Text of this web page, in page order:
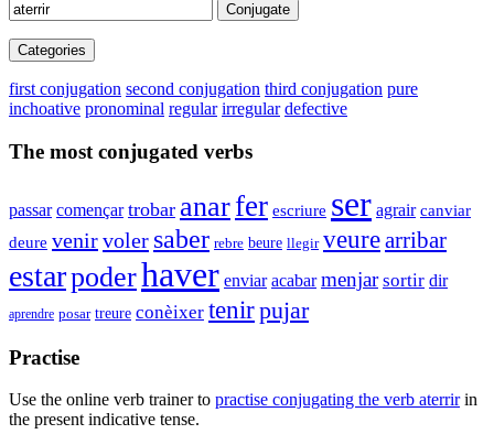
Conjugate
Categories
first conjugation second conjugation third conjugation pure
inchoative pronominal regular irregular defective
The most conjugated verbs
passar començar trobar anarfer escriure ser agrair canviar
deure venirvoler saber rebre beure llegir veurearribar
estarpoderhaver enviar acabar menjar sortir dir
aprendre posar treure conèixer tenirpujar
Practise
Use the online verb trainer to practise conjugating the verb aterririn
the present indicative tense.